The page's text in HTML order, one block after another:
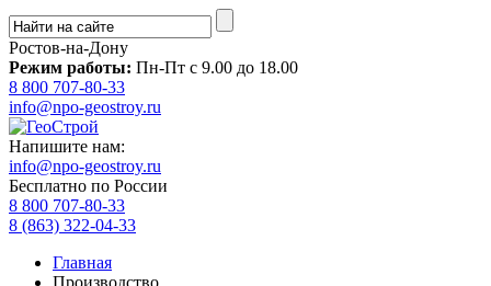
Ростов-на-Дону
Режим работы: Пн-Пт с 9.00 до 18.00
8 800 707-80-33
info@npo-geostroy.ru
Напишите нам:
info@npo-geostroy.ru
Бесплатно по России
8 800 707-80-33
8 (863) 322-04-33
Главная
Производство